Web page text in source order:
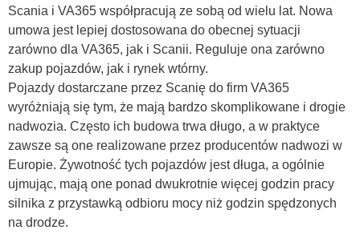
Scania i VA365 współpracują ze sobą od wielu lat. Nowa
umowa jest lepiej dostosowana do obecnej sytuacji
zarówno dla VA365, jak i Scanii. Reguluje ona zarówno
zakup pojazdów, jak i rynek wtórny.
Pojazdy dostarczane przez Scanię do firm VA365
wyróżniają się tym, że mają bardzo skomplikowane i drogie
nadwozia. Często ich budowa trwa długo, a w praktyce
zawsze są one realizowane przez producentów nadwozi w
Europie. Żywotność tych pojazdów jest długa, a ogólnie
ujmując, mają one ponad dwukrotnie więcej godzin pracy
silnika z przystawką odbioru mocy niż godzin spędzonych
na drodze.